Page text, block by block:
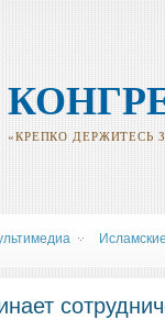
«КРЕПКО ДЕРЖИТЕСЬ